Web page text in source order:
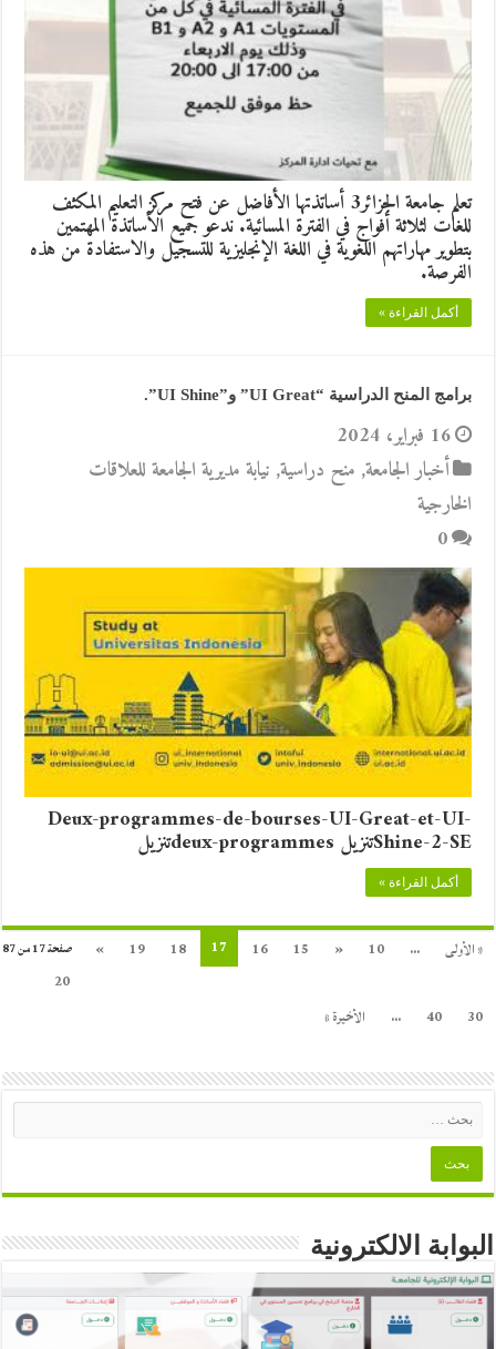
تعلم جامعة الجزائر3 أساتذتها الأفاضل عن فتح مركز التعليم المكثف
للغات لثلاثة أفواج في الفترة المسائية. ندعو جميع الأساتذة المهتمين
بتطوير مهاراتهم اللغوية في اللغة الإنجليزية للتسجيل والاستفادة من هذه
الفرصة.
أكمل القراءة »
برامج المنح الدراسية “UI Great” و”UI Shine”.
16 فبراير، 2024
أخبار الجامعة, منح دراسية, نيابة مديرية الجامعة للعلاقات
الخارجية
0
Deux-programmes-de-bourses-UI-Great-et-UI-
Shine-2-SEتنزيل deux-programmesتنزيل
أكمل القراءة »
صفحة 17 من 87 « الأولى ...
10
«
15
16
17
18
19
»
20
30
40
... الأخيرة »
البوابة الالكترونية